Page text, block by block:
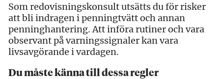
Som redovisningskonsult utsätts du för risker
att bli indragen i penningtvätt och annan
penninghantering. Att införa rutiner och vara
observant på varningssignaler kan vara
livsavgörande i vardagen.
Du måste känna till dessa regler